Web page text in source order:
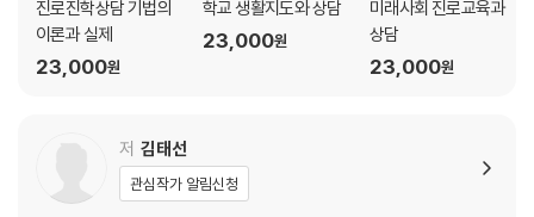
5. 재능 · 적성 · 역량의 개발 76
제6장 진로와 가치관 ··········································································
····· 85
3. 일을 통해 얻을 수 있는 가치와 충족되는 욕구 91
4. 직업 가치의 영향 94
진로진학상담 기법의
이론과 실제
23,000원
학교 생활지도와 상담
23,000원
미래사회 진로교육과
상담
23,000원
저 김태선
관심작가 알림신청